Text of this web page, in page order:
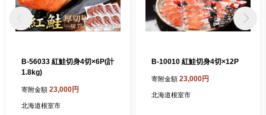
B-56033 紅鮭切身4切×6P(計
1.8kg)
寄附金額 23,000円
北海道根室市
B-10010 紅鮭切身4切×12P
寄附金額 23,000円
北海道根室市